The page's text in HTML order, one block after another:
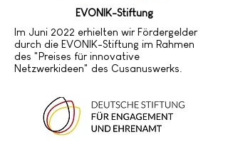
EVONIK-Stiftung
Im Juni 2022 erhielten wir Fördergelder
durch die EVONIK-Stiftung im Rahmen
des "Preises für innovative
Netzwerkideen" des Cusanuswerks.